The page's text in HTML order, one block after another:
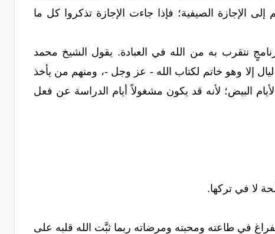
الإجازة الصيفية؛ فإذا جاءت الإجازة تذكروا كل ما
نتقرب به من الله في العبادة. يقول الشيخ محمد
إلا وهو خاتم لكتاب الله - عز وجل -، ومنهم من يأخذ
البيض؛ لأنه قد يكون مشغولاً أيام الدراسة عن فعل
لا في تركها.
في طاعته ومحبته ومرضاته ربما ثبَّت الله قلبه على